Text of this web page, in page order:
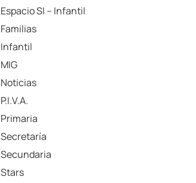
Espacio SI – Infantil
Familias
Infantil
MIG
Noticias
P.I.V.A.
Primaria
Secretaría
Secundaria
Stars